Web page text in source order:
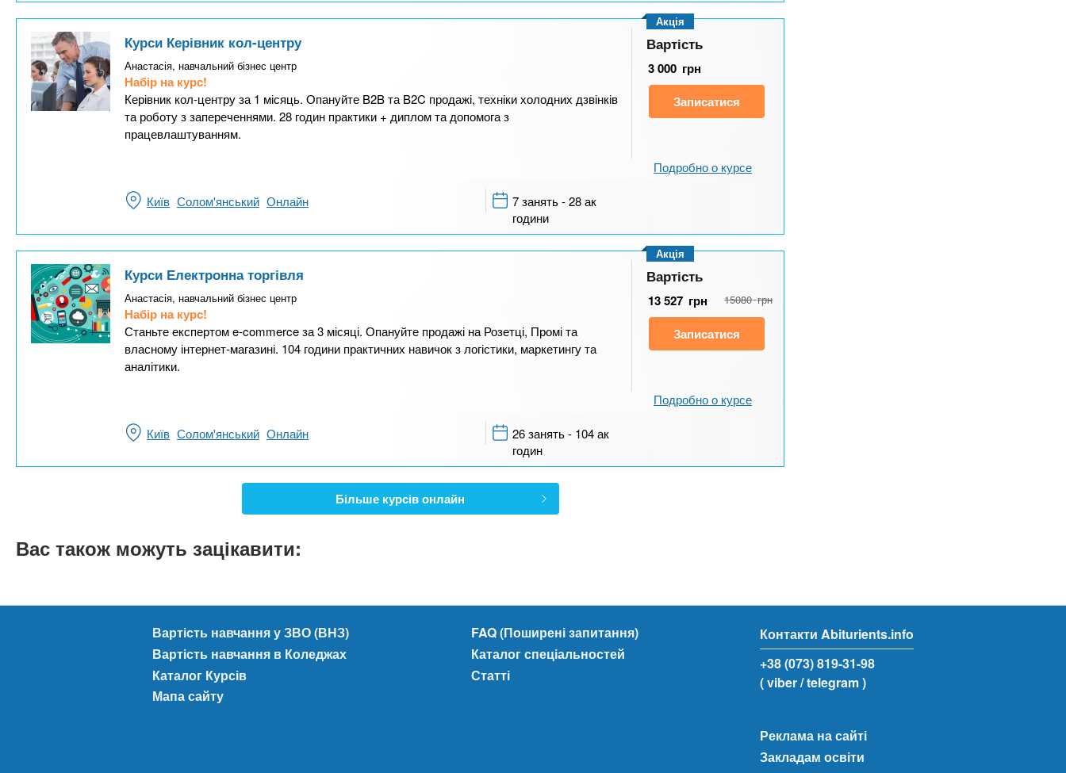
Курси Керівник кол-центру
Анастасія, навчальний бізнес центр
Набір на курс!
Керівник кол-центру за 1 місяць. Опануйте B2B та B2C продажі, техніки холодних дзвінків
та роботу з запереченнями. 28 годин практики + диплом та допомога з
працевлаштуванням.
Акція
Вартість
3 000 грн
Записатися
Подробно о курсе
Київ Солом'янський Онлайн
7 занять - 28 ак
години
Курси Електронна торгівля
Анастасія, навчальний бізнес центр
Набір на курс!
Станьте експертом e-commerce за 3 місяці. Опануйте продажі на Розетці, Промі та
власному інтернет-магазині. 104 години практичних навичок з логістики, маркетингу та
аналітики.
Акція
Вартість
13 527 грн 15080 грн
Записатися
Подробно о курсе
Київ Солом'янський Онлайн
26 занять - 104 ак
годин
Більше курсів онлайн
Вас також можуть зацікавити:
Вартість навчання у ЗВО (ВНЗ)
Вартість навчання в Коледжах
Каталог Курсів
Мапа сайту
FAQ (Поширені запитання)
Каталог спеціальностей
Статті
Контакти Abiturients.info
+38 (073) 819-31-98
( viber/ telegram )
Реклама на сайті
Закладам освіти